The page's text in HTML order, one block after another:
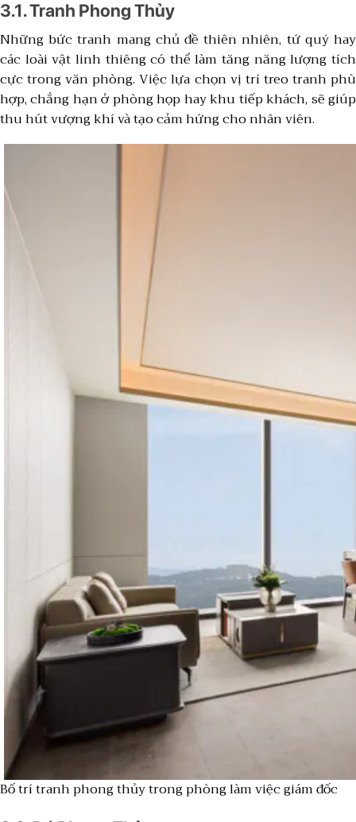
3.1. Tranh Phong Thủy
Những bức tranh mang chủ đề thiên nhiên, tứ quý hay
các loài vật linh thiêng có thể làm tăng năng lượng tích
cực trong văn phòng. Việc lựa chọn vị trí treo tranh phù
hợp, chẳng hạn ở phòng họp hay khu tiếp khách, sẽ giúp
thu hút vượng khí và tạo cảm hứng cho nhân viên.
Bố trí tranh phong thủy trong phòng làm việc giám đốc